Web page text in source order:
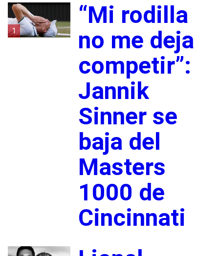
1
“Mi rodilla
no me deja
competir”:
Jannik
Sinner se
baja del
Masters
1000 de
Cincinnati